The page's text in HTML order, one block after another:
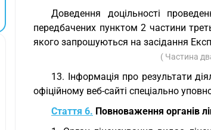
Доведення доцільності
передбачених пунктом 2 частини
якого запрошуються на засідання
( Частина
13. Інформація про результати
офіційному веб-сайті спеціально
Стаття 6. Повноваження органів